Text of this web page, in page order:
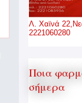
Λ. Χαϊνά
2221060280
Ποια
σήμερα